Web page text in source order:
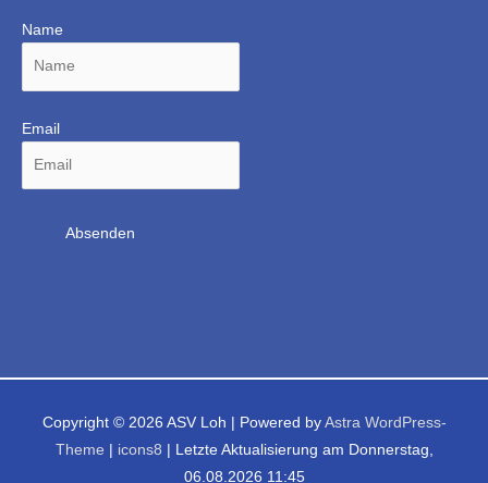
Name
Email
Copyright © 2026 ASV Loh | Powered by Astra WordPress-
Theme
icons8 | Letzte Aktualisierung am Donnerstag,
06.08.2026 11:45